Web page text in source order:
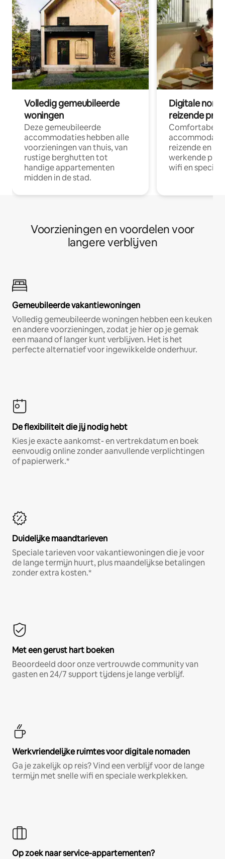
Volledig gemeubileerde
woningen
Deze gemeubileerde
accommodaties hebben alle
voorzieningen van thuis, van
rustige berghutten tot
handige appartementen
midden in de stad.
Digitale
reizende
Comfortabele
reizende en
werkende
wifi en
Voorzieningen en voordelen voor
langere verblijven
Gemeubileerde vakantiewoningen
Volledig gemeubileerde woningen hebben een keuken
en andere voorzieningen, zodat je hier op je gemak
een maand of langer kunt verblijven. Het is het
perfecte alternatief voor ingewikkelde onderhuur.
De flexibiliteit die jij nodig hebt
Kies je exacte aankomst- en vertrekdatum en boek
eenvoudig online zonder aanvullende verplichtingen
of papierwerk.*
Duidelijke maandtarieven
Speciale tarieven voor vakantiewoningen die je voor
de lange termijn huurt, plus maandelijkse betalingen
zonder extra kosten.*
Met een gerust hart boeken
Beoordeeld door onze vertrouwde community van
gasten en 24/7 support tijdens je lange verblijf.
Werkvriendelijke ruimtes voor digitale nomaden
Ga je zakelijk op reis? Vind een verblijf voor de lange
termijn met snelle wifi en speciale werkplekken.
Op zoek naar service-appartementen?